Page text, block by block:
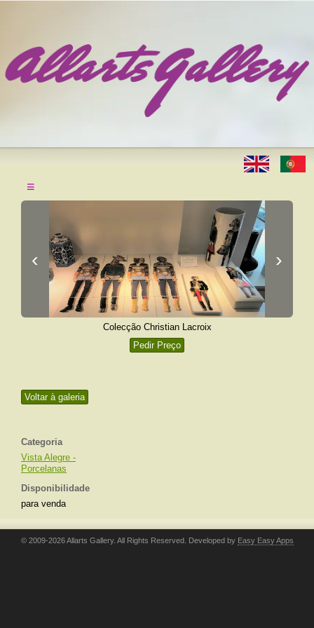
≡
Voltar à galeria
Categoria
Vista Alegre -
Porcelanas
Disponibilidade
para venda
‹ ›
Colecção Christian Lacroix
Pedir Preço
© 2009-2026 Allarts Gallery. All Rights Reserved. Developed by Easy Easy Apps